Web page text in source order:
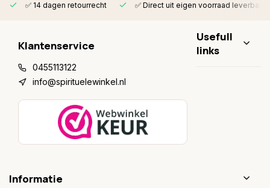
✅ 14 dagen retourrecht ✅ Direct uit eigen voorraad leverbaar
Klantenservice
0455113122
info@spirituelewinkel.nl
Usefull
links
Informatie